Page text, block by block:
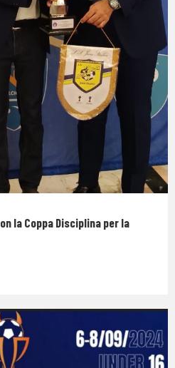
la Coppa Disciplina per la